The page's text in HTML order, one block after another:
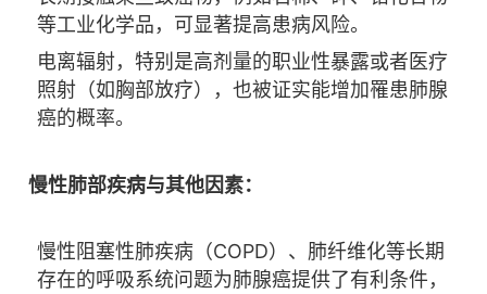
等工业化学品，可显著提高患病风险。
电离辐射，特别是高剂量的职业性暴露或者医疗
照射（如胸部放疗），也被证实能增加罹患肺腺
癌的概率。
慢性肺部疾病与其他因素：
慢性阻塞性肺疾病（COPD）、肺纤维化等长期
存在的呼吸系统问题为肺腺癌提供了有利条件，